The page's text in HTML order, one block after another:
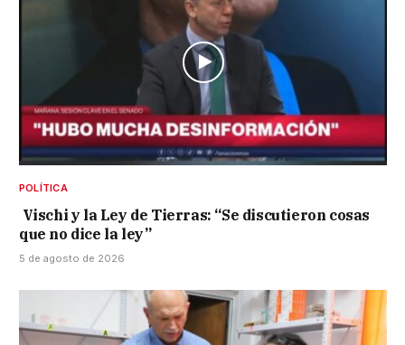
POLÍTICA
Vischi y la Ley de Tierras: “Se discutieron cosas
que no dice la ley”
5 de agosto de 2026